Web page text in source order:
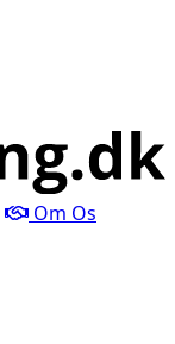
Om Os